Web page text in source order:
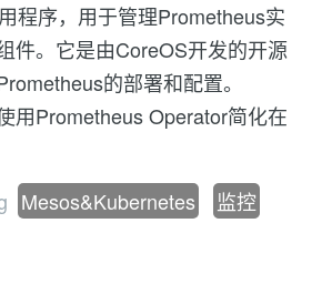
程序，用于管理Prometheus实
件。它是由CoreOS开发的开源
的部署和配置。
用Prometheus Operator简化在
Mesos&Kubernetes
监控